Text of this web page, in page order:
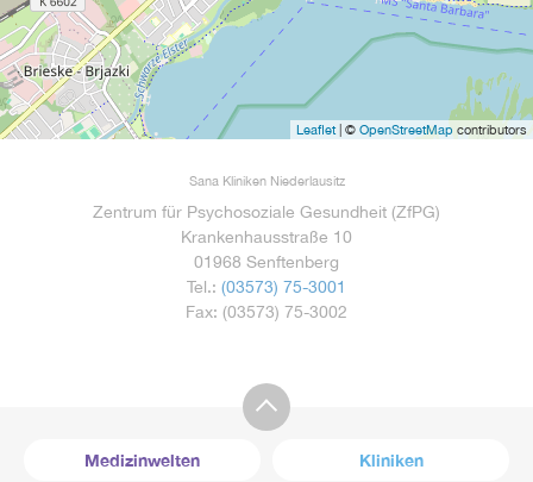
Leaflet| © OpenStreetMap contributors
Sana Kliniken Niederlausitz
Zentrum für Psychosoziale Gesundheit (ZfPG)
Krankenhausstraße 10
01968 Senftenberg
Tel.: (03573) 75-3001
Fax: (03573) 75-3002
Medizinwelten Kliniken